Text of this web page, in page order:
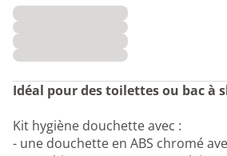
Idéal pour des toilettes ou bac à
Kit hygiène douchette avec :
- une douchette en ABS chromé